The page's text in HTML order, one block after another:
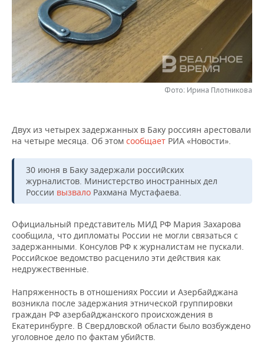
НЕФТЕХИМИЯ
НЕФТЬ
ОПК
ЭНЕРГЕТИКА
РОЗНИЧНАЯ ТОРГОВЛЯ
ТРАНСПОРТ
УСЛУГИ
НОВОСТИ ТЕХНОЛОГИЙ
МЕДИА
МЕРОПРИЯТИЯ
НОВОСТИ МЕРОПРИЯТИЙ
ВЫЕЗДНАЯ РЕДАКЦИЯ
ONLINE-КОНФЕРЕНЦИИ
ОТКРЫТАЯ ЛЕКЦИЯ
СПОРТ
НОВОСТИ СПОРТА
ХОККЕЙ
БАСКЕТБОЛ
ВОЛЕЙБОЛ
ФИГУРНОЕ КАТАНИЕ
ВОДНЫЕ ВИДЫ СПОРТА
ХОККЕЙ С МЯЧОМ
ОБЩЕСТВО
ВЛАСТЬ
ИНФРАСТРУКТУРА
ИСТОРИЯ
МЕДИЦИНА
ОБРАЗОВАНИЕ
ПРОИСШЕСТВИЯ
СЮЖЕТЫ
СПРАВОЧНИК
СПИСОК ПЕРСОН
ПОЛНАЯ ВЕРСИЯ
Фото: Ирина Плотникова
Двух из четырех задержанных в Баку россиян арестовали
на четыре месяца. Об этом сообщает РИА «Новости».
30 июня в Баку задержали российских
журналистов. Министерство иностранных дел
России вызвало Рахмана Мустафаева.
Официальный представитель МИД РФ Мария Захарова
сообщила, что дипломаты России не могли связаться с
задержанными. Консулов РФ к журналистам не пускали.
Российское ведомство расценило эти действия как
недружественные.
Напряженность в отношениях России и Азербайджана
возникла после задержания этнической группировки
граждан РФ азербайджанского происхождения в
Екатеринбурге. В Свердловской области было возбуждено
уголовное дело по фактам убийств.